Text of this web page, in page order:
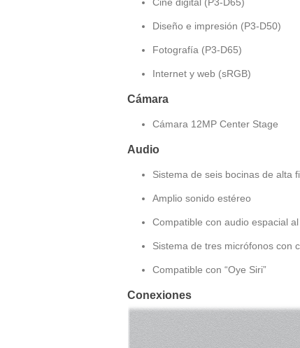
Diseño e impresión (P3-D50)
Fotografía (P3-D65)
Internet y web (sRGB)
Cámara
Cámara 12MP Center Stage
Audio
Sistema de seis bocinas de alta
Amplio sonido estéreo
Compatible con audio espacial
Sistema de tres micrófonos con
Compatible con “Oye Siri”
Conexiones